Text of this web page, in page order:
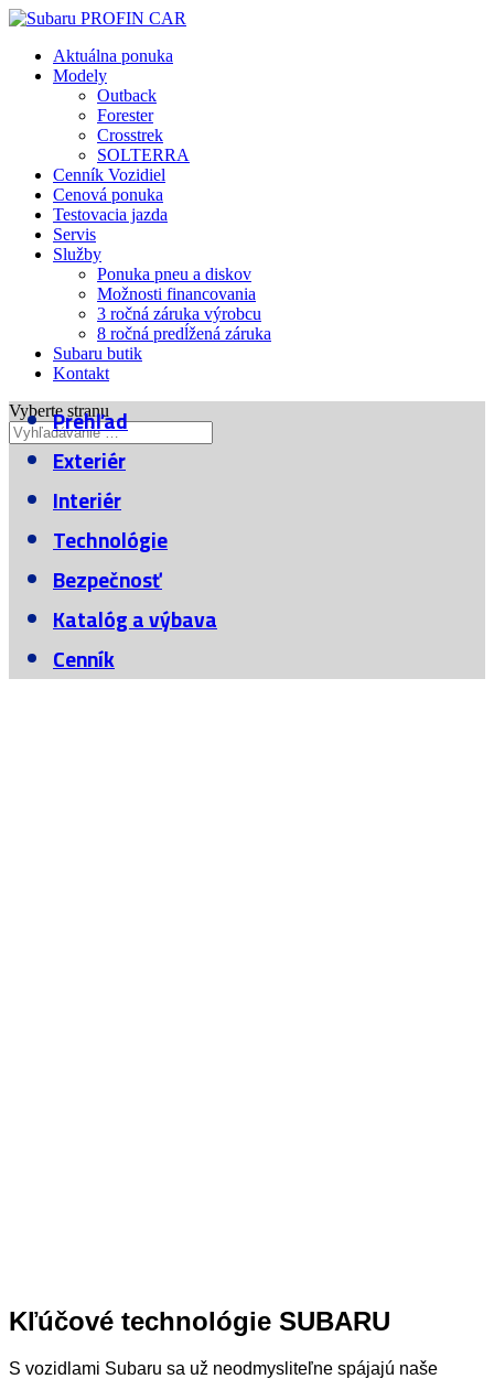
Aktuálna ponuka
Modely
Outback
Forester
Crosstrek
SOLTERRA
Cenník Vozidiel
Cenová ponuka
Testovacia jazda
Servis
Služby
Ponuka pneu a diskov
Možnosti financovania
3 ročná záruka výrobcu
8 ročná predĺžená záruka
Subaru butik
Kontakt
Vyberte stranu
Prehľad
Exteriér
Interiér
Technológie
Bezpečnosť
Katalóg a výbava
Cenník
Kľúčové technológie SUBARU
S vozidlami Subaru sa už neodmysliteľne spájajú naše